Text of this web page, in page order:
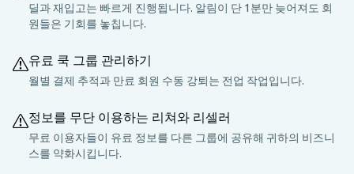
딜과 재입고는 빠르게 진행됩니다. 알림이 단 1분만 늦어져도 회
원들은 기회를 놓칩니다.
유료 쿡 그룹 관리하기
월별 결제 추적과 만료 회원 수동 강퇴는 전업 작업입니다.
정보를 무단 이용하는 리쳐와 리셀러
무료 이용자들이 유료 정보를 다른 그룹에 공유해 귀하의 비즈니
스를 약화시킵니다.